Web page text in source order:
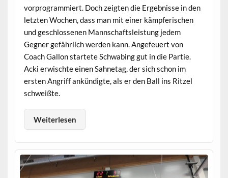
vorprogrammiert. Doch zeigten die Ergebnisse in den
letzten Wochen, dass man mit einer kämpferischen
und geschlossenen Mannschaftsleistung jedem
Gegner gefährlich werden kann. Angefeuert von
Coach Gallon startete Schwabing gut in die Partie.
Acki erwischte einen Sahnetag, der sich schon im
ersten Angriff ankündigte, als er den Ball ins Ritzel
schweißte.
Weiterlesen